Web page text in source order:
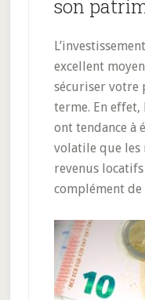
son
excellent
sécuriser votre
terme. En
ont tendance à
volatile que les
revenus
complément de